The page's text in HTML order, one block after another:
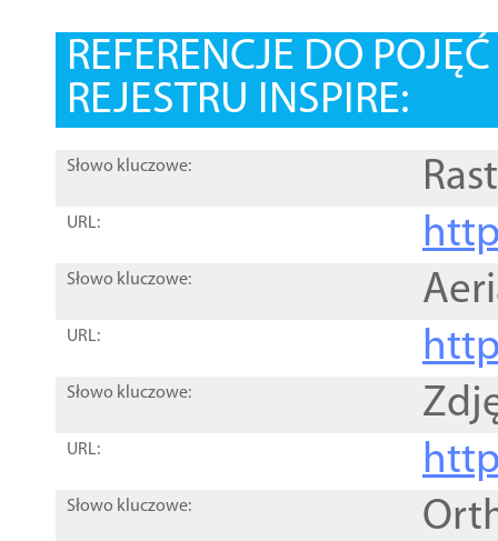
REFERENCJE DO
REJESTRU INSPIRE:
Słowo kluczowe:
URL:
Słowo kluczowe:
URL:
Słowo kluczowe:
URL:
Słowo kluczowe: